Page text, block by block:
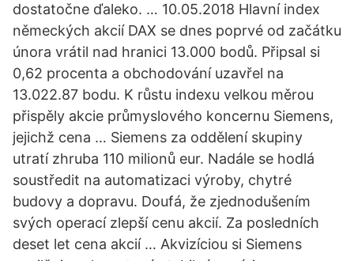
dostatočne ďaleko. … 10.05.2018 Hlavní index
německých akcií DAX se dnes poprvé od začátku
února vrátil nad hranici 13.000 bodů. Připsal si
0,62 procenta a obchodování uzavřel na
13.022.87 bodu. K růstu indexu velkou měrou
přispěly akcie průmyslového koncernu Siemens,
jejichž cena … Siemens za oddělení skupiny
utratí zhruba 110 milionů eur. Nadále se hodlá
soustředit na automatizaci výroby, chytré
budovy a dopravu. Doufá, že zjednodušením
svých operací zlepší cenu akcií. Za posledních
deset let cena akcií … Akvizíciou si Siemens